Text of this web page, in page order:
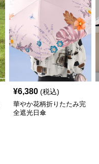
¥6,380 (税込)
華やか花柄折りたたみ完
全遮光日傘